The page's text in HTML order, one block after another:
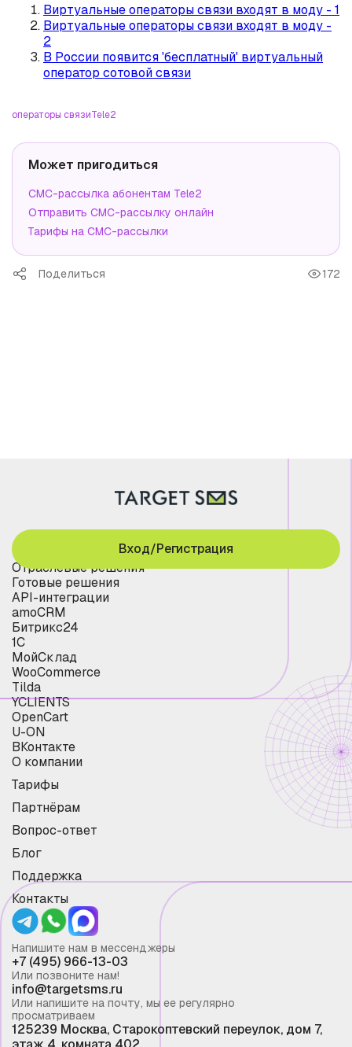
Виртуальные операторы связи входят в моду - 1
Виртуальные операторы связи входят в моду -
2
В России появится 'бесплатный' виртуальный
оператор сотовой связи
операторы связиTele2
Может пригодиться
СМС-рассылка абонентам Tele2
Отправить СМС-рассылку онлайн
Тарифы на СМС-рассылки
Поделиться 172
Отраслевые решения
Готовые решения
API-интеграции
amoCRM
Битрикс24
1С
МойСклад
WooCommerce
Tilda
YCLIENTS
OpenCart
U-ON
ВКонтакте
О компании
Тарифы
Партнёрам
Вопрос-ответ
Блог
Поддержка
Контакты
Вход/Регистрация
Напишите нам в мессенджеры
+7 (495) 966-13-03
Или позвоните нам!
info@targetsms.ru
Или напишите на почту, мы ее регулярно
просматриваем
125239 Москва, Старокоптевский переулок, дом 7,